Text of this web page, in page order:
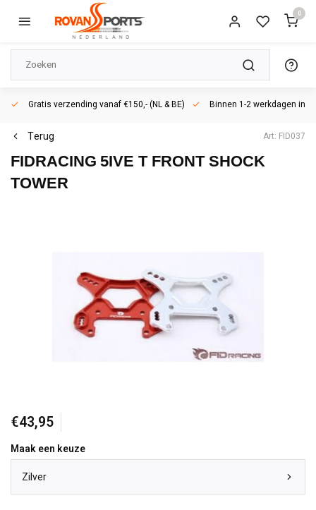
0
Gratis verzending vanaf €150,- (NL & BE) Binnen 1-2 werkdagen in
Terug Art: FID037
FIDRACING 5IVE T FRONT SHOCK
TOWER
€43,95
Maak een keuze
Zilver